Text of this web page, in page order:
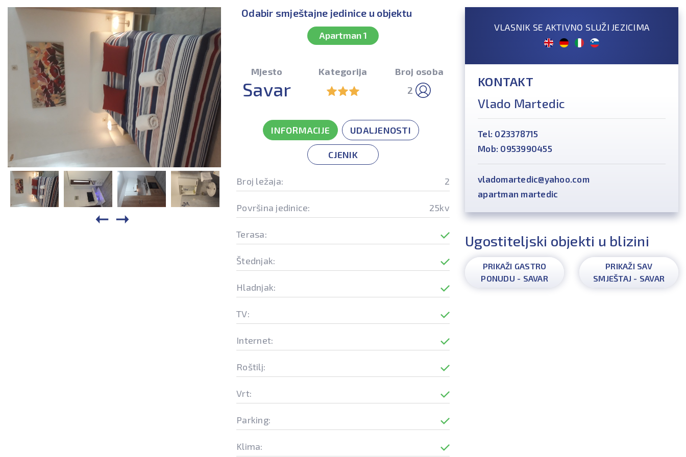
Odabir smještajne jedinice u objektu
Apartman 1
Mjesto
Savar
Kategorija
Broj osoba
2
INFORMACIJE UDALJENOSTI
CJENIK
Broj ležaja: 2
Površina jedinice: 25kv
Terasa:
Štednjak:
Hladnjak:
TV:
Internet:
Roštilj:
Vrt:
Parking:
Klima:
VLASNIK SE AKTIVNO SLUŽI JEZICIMA
KONTAKT
Vlado Martedic
Tel: 023378715
Mob: 0953990455
vladomartedic@yahoo.com
apartman martedic
Ugostiteljski objekti u blizini
PRIKAŽI GASTRO
PONUDU - SAVAR
PRIKAŽI SAV
SMJEŠTAJ - SAVAR